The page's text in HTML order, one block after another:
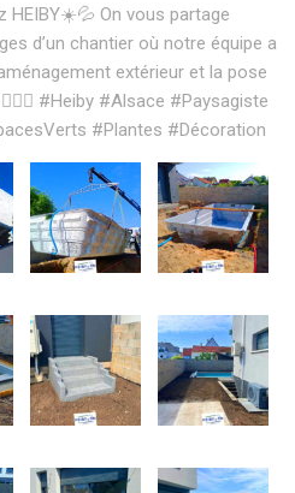
HEIBY☀️💦 On vous partage
d’un chantier où notre équipe a
extérieur et la pose
#Heiby #Alsace #Paysagiste
#Plantes #Décoration